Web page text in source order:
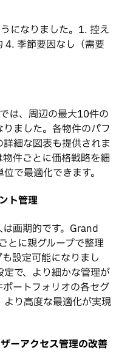
になりました。1. 控え
4. 季節要因なし（需要
は、周辺の最大10件の
ました。各物件のパフ
細な図表も提供されま
件ごとに価格戦略を細
で最適化できます。
ト管理
は画期的です。Grand
とに親グループで整理
設定可能になりまし
で、より細かな管理が
ートフォリオの各セグ
り高度な最適化が実現
ーアクセス管理の改善